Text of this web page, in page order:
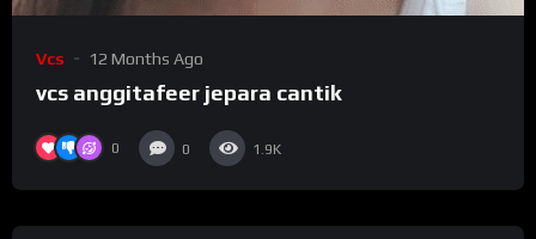
Vcs 12 Months Ago
vcs anggitafeer jepara cantik
0 0 1.9K